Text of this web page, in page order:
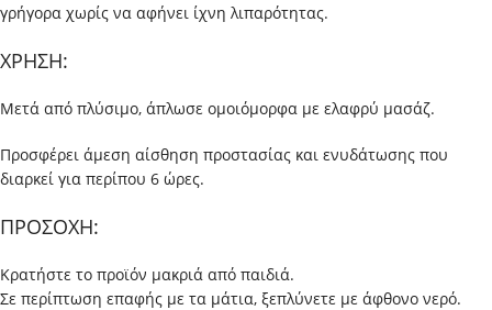
γρήγορα χωρίς να αφήνει ίχνη λιπαρότητας.
ΧΡΗΣΗ:
Μετά από πλύσιμο, άπλωσε ομοιόμορφα με ελαφρύ μασάζ.
Προσφέρει άμεση αίσθηση προστασίας και ενυδάτωσης που
διαρκεί για περίπου 6 ώρες.
ΠΡΟΣΟΧΗ:
Κρατήστε το προϊόν μακριά από παιδιά.
Σε περίπτωση επαφής με τα μάτια, ξεπλύνετε με άφθονο νερό.